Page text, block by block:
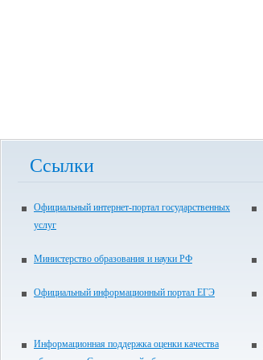
Ссылки
Официальный интернет-портал государственных
услуг
Министерство образования и науки РФ
Официальный информационный портал ЕГЭ
Информационная поддержка оценки качества